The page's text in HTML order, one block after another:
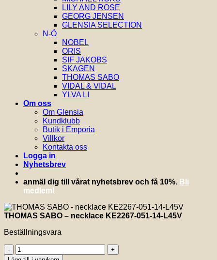
LILY AND ROSE
GEORG JENSEN
GLENSIA SELECTION
N-Ö
NOBEL
ORIS
SIF JAKOBS
SKAGEN
THOMAS SABO
VIDAL & VIDAL
YLVA LI
Om oss
Om Glensia
Kundklubb
Butik i Emporia
Villkor
Kontakta oss
Logga in
Nyhetsbrev
anmäl dig till vårat nyhetsbrev och få 10%. Bli
medlem!
THOMAS SABO – necklace KE2267-051-14-L45V
Beställningsvara
THOMAS
SABO